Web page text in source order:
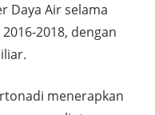
Daya Air selama
2018, dengan
menerapkan